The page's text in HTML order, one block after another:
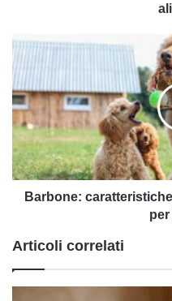
Barbone:
fisiche,
carattere
e
consigli
per
la
cura
Barbone:
Articoli correlati